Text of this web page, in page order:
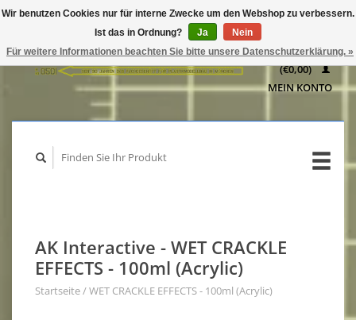
WARENKORB
(€0,00)
MEIN KONTO
AK Interactive - WET CRACKLE
EFFECTS - 100ml (Acrylic)
Startseite/WET CRACKLE EFFECTS - 100ml (Acrylic)
Wir benutzen Cookies nur für interne Zwecke um den Webshop zu verbessern.
Ist das in Ordnung?
Ja
Nein
Für weitere Informationen beachten Sie bitte unsere Datenschutzerklärung. »